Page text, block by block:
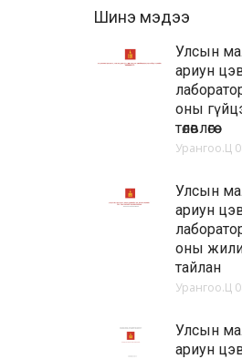
Шинэ мэдээ
Улсын
ариун
оны
төлөвлөгөө
Урангоо.Ц
Улсын
ариун
оны
тайлан
Урангоо.Ц
Улсын
ариун